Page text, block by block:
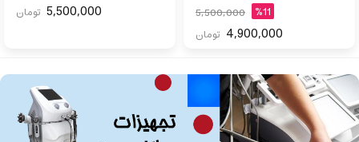
%11
5,500,000
4,900,000 تومان
5,500,000 تومان